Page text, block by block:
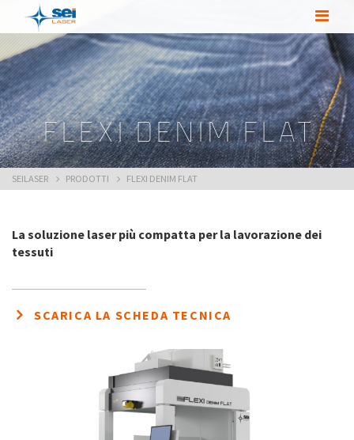
SEILASER PRODOTTI FLEXI DENIM FLAT
FLEXI DENIM FLAT
La soluzione laser più compatta per la lavorazione dei
tessuti
SCARICA LA SCHEDA TECNICA